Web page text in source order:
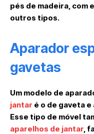
pés de madeira,
outros tipos.
Aparador
gavetas
Um modelo de
jantar é o de gaveta
Esse tipo de móvel
aparelhos de jantar ,